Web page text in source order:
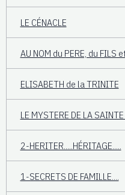
LE CÉNACLE
AU NOM du PERE, du FILS
ELISABETH de la TRINITE
LE MYSTERE DE LA
2-HERITER.....HÉRITAGE.....
1-SECRETS DE FAMILLE....